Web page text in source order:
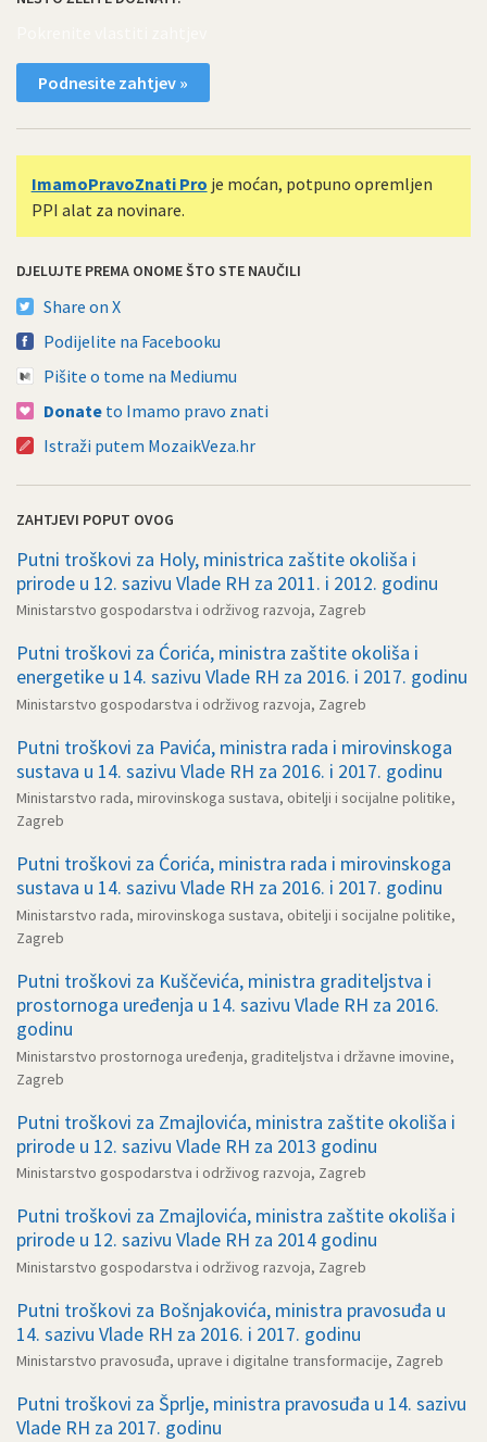
Podnesite zahtjev »
ImamoPravoZnati Pro je moćan, potpuno opremljen
PPI alat za novinare.
DJELUJTE PREMA ONOME ŠTO STE NAUČILI
Share on X
Podijelite na Facebooku
Pišite o tome na Mediumu
Donate to Imamo pravo znati
Istraži putem MozaikVeza.hr
ZAHTJEVI POPUT OVOG
Putni troškovi za Holy, ministrica zaštite okoliša i
prirode u 12. sazivu Vlade RH za 2011. i 2012. godinu
Ministarstvo gospodarstva i održivog razvoja, Zagreb
Putni troškovi za Ćorića, ministra zaštite okoliša i
energetike u 14. sazivu Vlade RH za 2016. i 2017. godinu
Ministarstvo gospodarstva i održivog razvoja, Zagreb
Putni troškovi za Pavića, ministra rada i mirovinskoga
sustava u 14. sazivu Vlade RH za 2016. i 2017. godinu
Ministarstvo rada, mirovinskoga sustava, obitelji i socijalne politike,
Zagreb
Putni troškovi za Ćorića, ministra rada i mirovinskoga
sustava u 14. sazivu Vlade RH za 2016. i 2017. godinu
Ministarstvo rada, mirovinskoga sustava, obitelji i socijalne politike,
Zagreb
Putni troškovi za Kuščevića, ministra graditeljstva i
prostornoga uređenja u 14. sazivu Vlade RH za 2016.
godinu
Ministarstvo prostornoga uređenja, graditeljstva i državne imovine,
Zagreb
Putni troškovi za Zmajlovića, ministra zaštite okoliša i
prirode u 12. sazivu Vlade RH za 2013 godinu
Ministarstvo gospodarstva i održivog razvoja, Zagreb
Putni troškovi za Zmajlovića, ministra zaštite okoliša i
prirode u 12. sazivu Vlade RH za 2014 godinu
Ministarstvo gospodarstva i održivog razvoja, Zagreb
Putni troškovi za Bošnjakovića, ministra pravosuđa u
14. sazivu Vlade RH za 2016. i 2017. godinu
Ministarstvo pravosuđa, uprave i digitalne transformacije, Zagreb
Putni troškovi za Šprlje, ministra pravosuđa u 14. sazivu
Vlade RH za 2017. godinu